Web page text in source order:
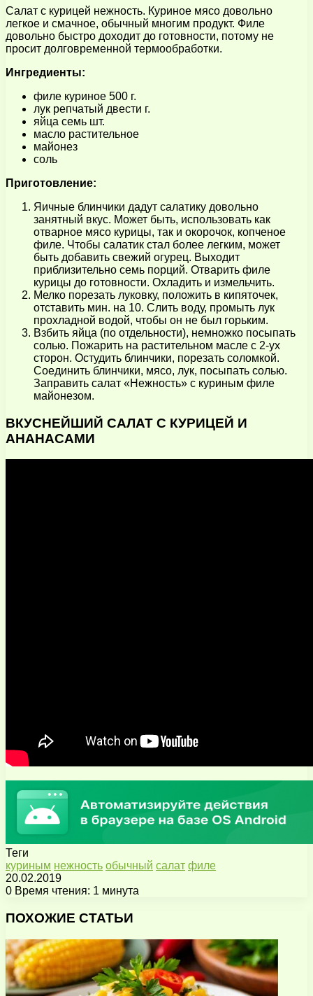
Салат с курицей нежность. Куриное мясо довольно
легкое и смачное, обычный многим продукт. Филе
довольно быстро доходит до готовности, потому не
просит долговременной термообработки.
Ингредиенты:
филе куриное 500 г.
лук репчатый двести г.
яйца семь шт.
масло растительное
майонез
соль
Приготовление:
Яичные блинчики дадут салатику довольно
занятный вкус. Может быть, использовать как
отварное мясо курицы, так и окорочок, копченое
филе. Чтобы салатик стал более легким, может
быть добавить свежий огурец. Выходит
приблизительно семь порций. Отварить филе
курицы до готовности. Охладить и измельчить.
Мелко порезать луковку, положить в кипяточек,
отставить мин. на 10. Слить воду, промыть лук
прохладной водой, чтобы он не был горьким.
Взбить яйца (по отдельности), немножко посыпать
солью. Пожарить на растительном масле с 2-ух
сторон. Остудить блинчики, порезать соломкой.
Соединить блинчики, мясо, лук, посыпать солью.
Заправить салат «Нежность» с куриным филе
майонезом.
ВКУСНЕЙШИЙ САЛАТ С КУРИЦЕЙ И
АНАНАСАМИ
Теги
куриным нежность обычный салат филе
20.02.2019
0 Время чтения: 1 минута
через
почту
ПОХОЖИЕ СТАТЬИ